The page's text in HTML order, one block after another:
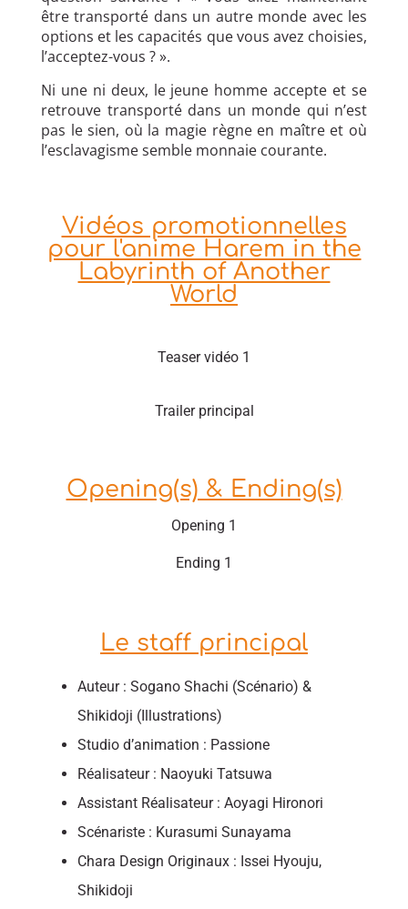
être transporté dans un autre monde avec les
options et les capacités que vous avez choisies,
l’acceptez-vous ? ».
Ni une ni deux, le jeune homme accepte et se
retrouve transporté dans un monde qui n’est
pas le sien, où la magie règne en maître et où
l’esclavagisme semble monnaie courante.
Vidéos promotionnelles
pour l'anime Harem in the
Labyrinth of Another
World
Teaser vidéo 1
Trailer principal
Opening(s) & Ending(s)
Opening 1
Ending 1
Le staff principal
Auteur : Sogano Shachi (Scénario) &
Shikidoji (Illustrations)
Studio d’animation : Passione
Réalisateur : Naoyuki Tatsuwa
Assistant Réalisateur : Aoyagi Hironori
Scénariste : Kurasumi Sunayama
Chara Design Originaux : Issei Hyouju,
Shikidoji